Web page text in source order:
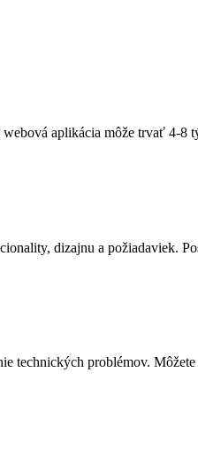
aplikácia môže trvať 4-8
dizajnu a požiadaviek.
technických problémov.